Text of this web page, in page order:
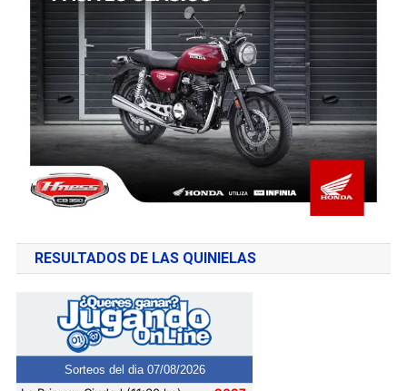
RESULTADOS DE LAS QUINIELAS